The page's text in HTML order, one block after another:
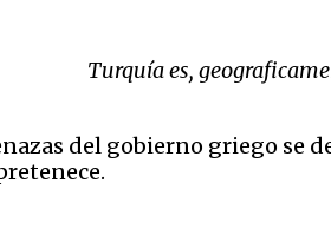
Turquía es,
del gobierno griego se